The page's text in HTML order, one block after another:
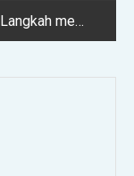
Langkah membangun jaringan reseller pulsa